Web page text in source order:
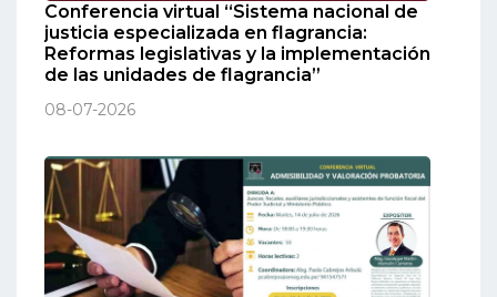
Conferencia virtual “Sistema nacional de
justicia especializada en flagrancia:
Reformas legislativas y la implementación
de las unidades de flagrancia”
08-07-2026